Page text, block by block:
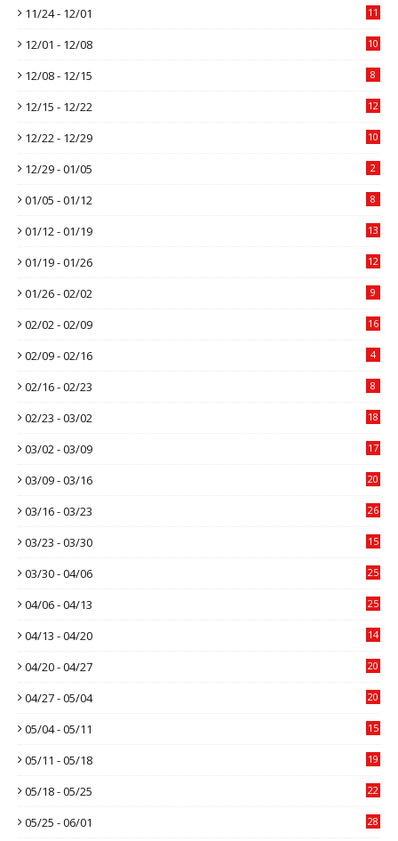
11/24 - 12/01 11
12/01 - 12/08 10
12/08 - 12/15 8
12/15 - 12/22 12
12/22 - 12/29 10
12/29 - 01/05 2
01/05 - 01/12 8
01/12 - 01/19 13
01/19 - 01/26 12
01/26 - 02/02 9
02/02 - 02/09 16
02/09 - 02/16 4
02/16 - 02/23 8
02/23 - 03/02 18
03/02 - 03/09 17
03/09 - 03/16 20
03/16 - 03/23 26
03/23 - 03/30 15
03/30 - 04/06 25
04/06 - 04/13 25
04/13 - 04/20 14
04/20 - 04/27 20
04/27 - 05/04 20
05/04 - 05/11 15
05/11 - 05/18 19
05/18 - 05/25 22
05/25 - 06/01 28